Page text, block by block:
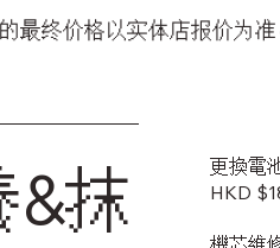
最终价格以实体店报价为准
&抹
更換電
HKD